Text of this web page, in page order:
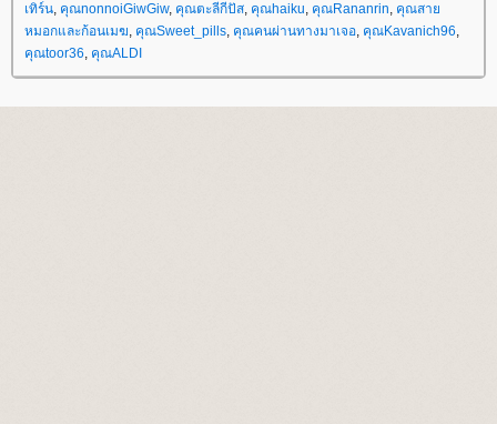
เทิร์น, คุณnonnoiGiwGiw, คุณตะลีกีปัส, คุณhaiku, คุณRananrin, คุณสา
หมอกและก้อนเมฆ, คุณSweet_pills, คุณคนผ่านทางมาเจอ, คุณKavanich96,
คุณtoor36, คุณALDI